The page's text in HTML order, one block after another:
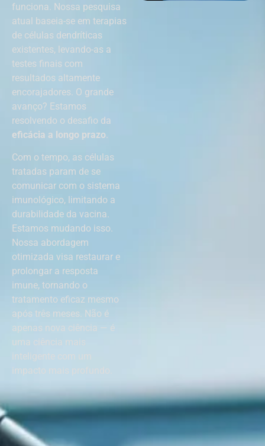
funciona. Nossa pesquisa
atual baseia-se em terapias
de células dendríticas
existentes, levando-as a
testes finais com
resultados altamente
encorajadores. O grande
avanço? Estamos
resolvendo o desafio da
eficácia a longo prazo.
Com o tempo, as células
tratadas param de se
comunicar com o sistema
imunológico, limitando a
durabilidade da vacina.
Estamos mudando isso.
Nossa abordagem
otimizada visa restaurar e
prolongar a resposta
imune, tornando o
tratamento eficaz mesmo
após três meses. Não é
apenas nova ciência — é
uma ciência mais
inteligente com um
impacto mais profundo.